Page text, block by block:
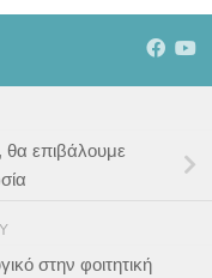
θα επιβάλουμε
στην φοιτητική